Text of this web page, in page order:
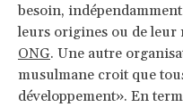
besoin,
leurs origines ou de
ONG. Une autre
musulmane croit que
développement». En